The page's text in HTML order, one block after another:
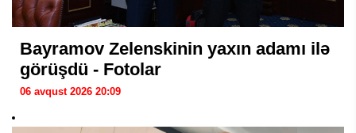
Bayramov Zelenskinin yaxın adamı ilə
görüşdü - Fotolar
06 avqust 2026 20:09